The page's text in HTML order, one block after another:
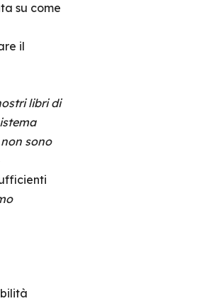
su come
il
libri di
sono